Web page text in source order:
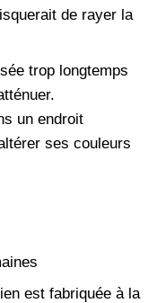
de rayer la
trop longtemps
un endroit
ses couleurs
est fabriquée à la